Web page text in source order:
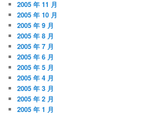
2005 年 11 月
2005 年 10 月
2005 年 9 月
2005 年 8 月
2005 年 7 月
2005 年 6 月
2005 年 5 月
2005 年 4 月
2005 年 3 月
2005 年 2 月
2005 年 1 月